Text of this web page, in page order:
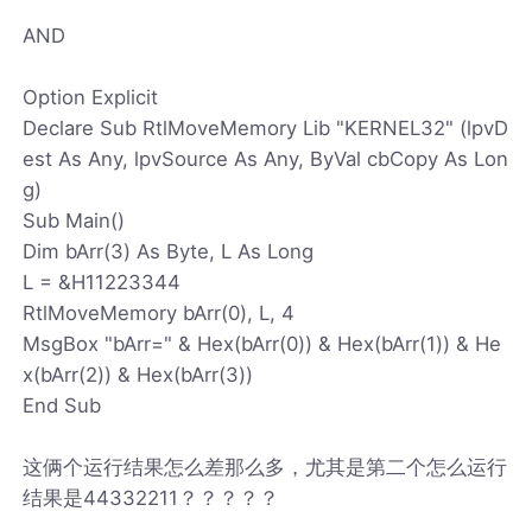
AND
Option Explicit
Declare Sub RtlMoveMemory Lib "KERNEL32" (lpvD
est As Any, lpvSource As Any, ByVal cbCopy As Lon
g)
Sub Main()
Dim bArr(3) As Byte, L As Long
L = &H11223344
RtlMoveMemory bArr(0), L, 4
MsgBox "bArr=" & Hex(bArr(0)) & Hex(bArr(1)) & He
x(bArr(2)) & Hex(bArr(3))
End Sub
这俩个运行结果怎么差那么多，尤其是第二个怎么运行
结果是44332211？？？？？